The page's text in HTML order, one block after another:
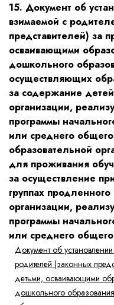
15. Документ об
взимаемой с
представителей) за
осваивающими
дошкольного
осуществляющих
за содержание
организации,
программы
или среднего
образовательной
для проживания
за осуществление
группах
организации,
программы
или среднего
Документ об
родителей (законных
детьми, осваивающими
дошкольного